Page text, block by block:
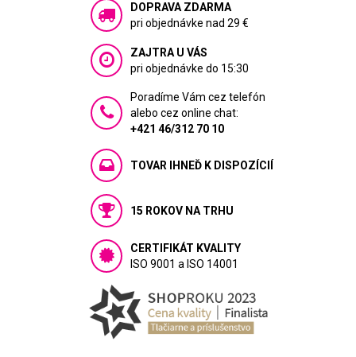
DOPRAVA ZDARMA
pri objednávke nad 29 €
ZAJTRA U VÁS
pri objednávke do 15:30
Poradíme Vám cez telefón
alebo cez online chat:
+421 46/312 70 10
TOVAR IHNEĎ K DISPOZÍCIÍ
15 ROKOV NA TRHU
CERTIFIKÁT KVALITY
ISO 9001 a ISO 14001